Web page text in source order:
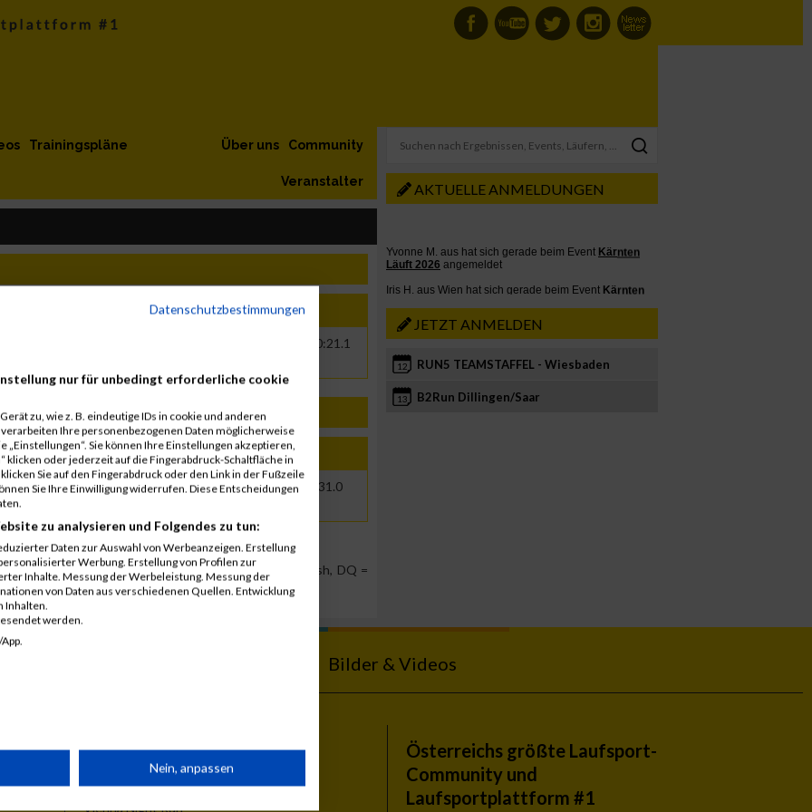
Trainingspläne Community
Über uns
Veranstalter
Net Brut
00:30:21.1
Jahr Nation Verein Net Brut
1993 AUT 01:00:31.0 01:00:31.0
Position, DNS = Did not start, DNF = Did not finish, DQ =
AKTUELLE ANMELDUNGEN
JETZT ANMELDEN
12 RUN5 TEAMSTAFFEL - Wiesbaden
13 B2Run Dillingen/Saar
Bilder & Videos
Themen
Vienna City Marathon
Vienna Night Run
Österreichs größte Laufsport-
Community und
Laufsportplattform #1
Datenschutzbestimmungen
nur für unbedingt erforderliche cookie
zu, wie z. B. eindeutige IDs in cookie und anderen
Ihre personenbezogenen Daten möglicherweise
Sie können Ihre Einstellungen akzeptieren,
klicken oder jederzeit auf die Fingerabdruck-Schaltfläche in
Sie auf den Fingerabdruck oder den Link in der Fußzeile
Sie Ihre Einwilligung widerrufen. Diese Entscheidungen
zu analysieren und Folgendes zu tun:
Daten zur Auswahl von Werbeanzeigen. Erstellung
Werbung. Erstellung von Profilen zur
Inhalte. Messung der Werbeleistung. Messung der
von Daten aus verschiedenen Quellen. Entwicklung
Inhalten.
werden.
Nein, anpassen